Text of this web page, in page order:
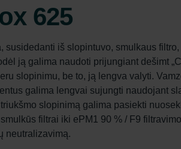
625
susidedanti iš slopintuvo, smulkaus
ją galima naudoti prijungiant dešimt
slopinimu, be to, ją lengva valyti.
galima lengvai sujungti naudojant
slopinimą galima pasiekti
filtrai iki ePM1 90 % / F9
neutralizavimą.